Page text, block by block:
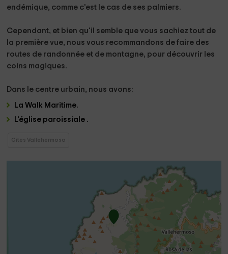
endémique, comme c'est le cas de ses palmiers.
Cependant, et bien qu'il semble que vous sachiez tout de
la première vue, nous vous recommandons de faire des
routes de randonnée et de montagne, pour découvrir les
coins magiques.
Dans le centre urbain, nous avons:
La Walk Maritime.
L'église paroissiale .
Gites Vallehermoso